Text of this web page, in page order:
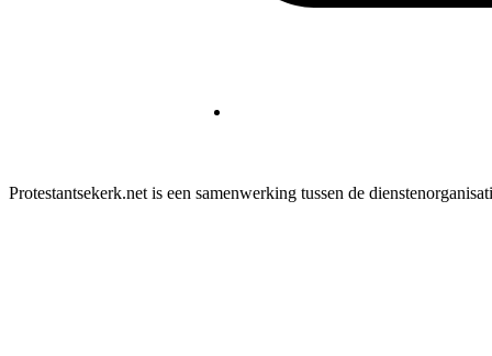
Protestantsekerk.net is een samenwerking tussen de